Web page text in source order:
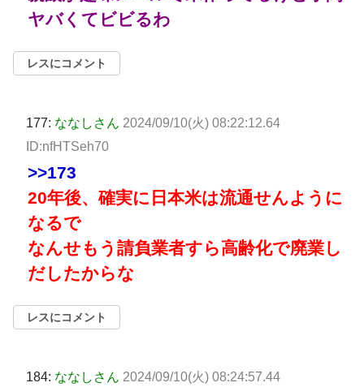
ヤバくてビビるわ
レスにコメント
177: ななしさん 2024/09/10(火) 08:22:12.64
ID:nfHTSeh70
>>173
20年後、確実に日本米は流通せんように
なるで
なんせもう請負業者すら高齢化で廃業し
だしたからな
レスにコメント
184: ななしさん 2024/09/10(火) 08:24:57.44